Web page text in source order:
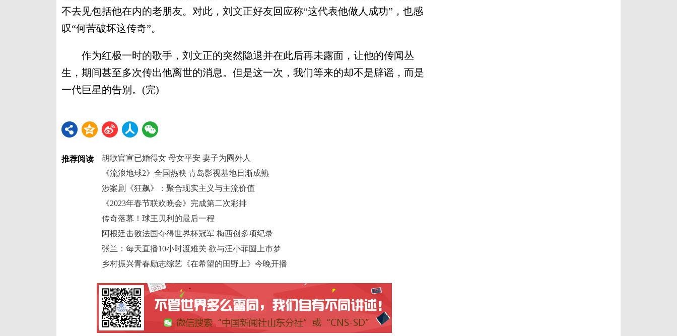
不去见包括他在内的老朋友。对此，刘文正好友回应称“这代表他做人成功”，也感
叹“何苦破坏这传奇”。
作为红极一时的歌手，刘文正的突然隐退并在此后再未露面，让他的传闻丛
生，期间甚至多次传出他离世的消息。但是这一次，我们等来的却不是辟谣，而是
一代巨星的告别。(完)
推荐阅读
胡歌官宣已婚得女 母女平安 妻子为圈外人
《流浪地球2》全国热映 青岛影视基地日渐成熟
涉案剧《狂飙》：聚合现实主义与主流价值
《2023年春节联欢晚会》完成第二次彩排
传奇落幕！球王贝利的最后一程
阿根廷击败法国夺得世界杯冠军 梅西创多项纪录
张兰：每天直播10小时渡难关 欲与汪小菲圆上市梦
乡村振兴青春励志综艺《在希望的田野上》今晚开播